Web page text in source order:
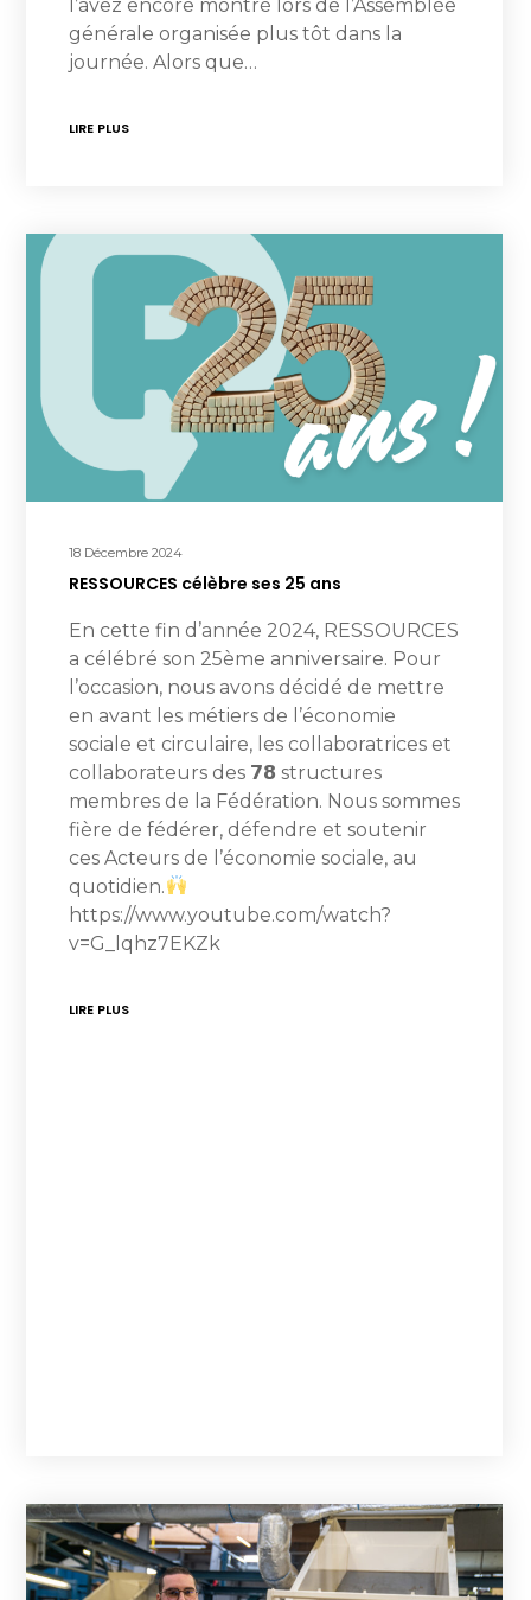
l’avez encore montré lors de l’Assemblée
générale organisée plus tôt dans la
journée. Alors que…
LIRE PLUS
18 Décembre 2024
RESSOURCES célèbre ses 25 ans
En cette fin d’année 2024, RESSOURCES
a célébré son 25ème anniversaire. Pour
l’occasion, nous avons décidé de mettre
en avant les métiers de l’économie
sociale et circulaire, les collaboratrices et
collaborateurs des 𝟳𝟴 structures
membres de la Fédération. Nous sommes
fière de fédérer, défendre et soutenir
ces Acteurs de l’économie sociale, au
quotidien.
https://www.youtube.com/watch?
v=G_lqhz7EKZk
LIRE PLUS